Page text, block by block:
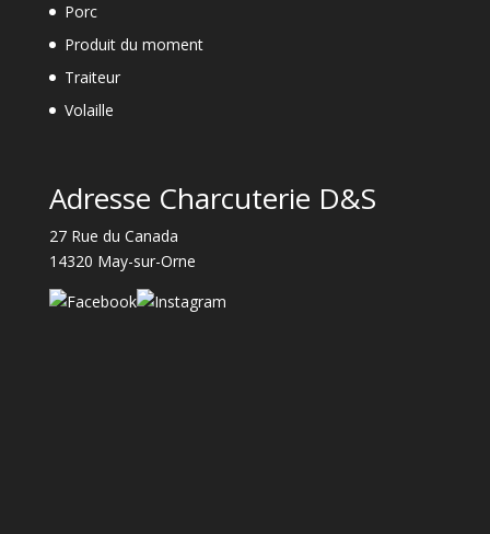
Porc
Produit du moment
Traiteur
Volaille
Adresse Charcuterie D&S
27 Rue du Canada
14320 May-sur-Orne